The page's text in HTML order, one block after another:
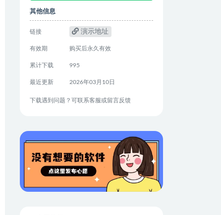
其他信息
链接 演示地址
有效期 购买后永久有效
累计下载 995
最近更新 2026年03月10日
下载遇到问题？可联系客服或留言反馈